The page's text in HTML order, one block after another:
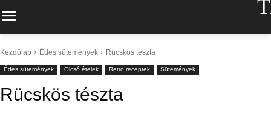
Kezdőlap Édes sütemények Rücskös tészta
Édes sütemények Olcsó ételek Retro receptek Sütemények
Rücskös tészta